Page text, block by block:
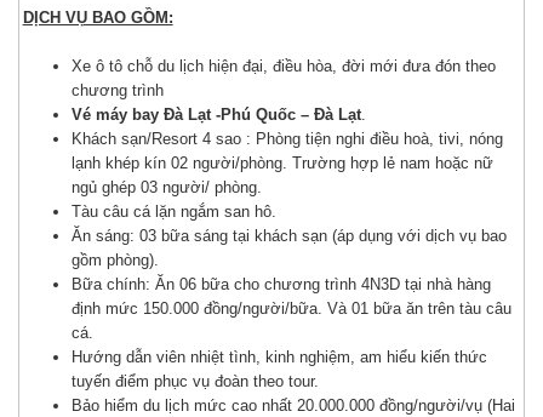
DỊCH VỤ BAO GỒM:
Xe ô tô chỗ du lịch hiện đại, điều hòa, đời mới đưa đón theo
chương trình
Vé máy bay Đà Lạt -Phú Quốc – Đà Lạt.
Khách sạn/Resort 4 sao : Phòng tiện nghi điều hoà, tivi, nóng
lạnh khép kín 02 người/phòng. Trường hợp lẻ nam hoặc nữ
ngủ ghép 03 người/ phòng.
Tàu câu cá lặn ngắm san hô.
Ăn sáng: 03 bữa sáng tại khách sạn (áp dụng với dịch vụ bao
gồm phòng).
Bữa chính: Ăn 06 bữa cho chương trình 4N3D tại nhà hàng
định mức 150.000 đồng/người/bữa. Và 01 bữa ăn trên tàu câu
cá.
Hướng dẫn viên nhiệt tình, kinh nghiệm, am hiểu kiến thức
tuyến điểm phục vụ đoàn theo tour.
Bảo hiểm du lịch mức cao nhất 20.000.000 đồng/người/vụ (Hai